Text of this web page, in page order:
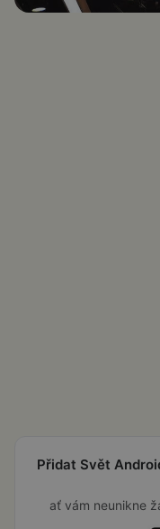
Přidat Svět
ať vám neunikne